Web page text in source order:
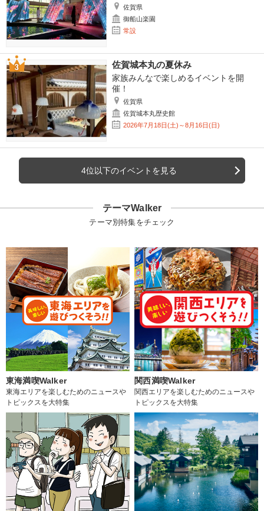
佐賀県
御船山楽園
常設
佐賀城本丸の夏休み
家族みんなで楽しめるイベントを開
催！
佐賀県
佐賀城本丸歴史館
2026年7月18日(土)～8月16日(日)
4位以下のイベントを見る
テーマWalker
テーマ別特集をチェック
東海満喫Walker
東海エリアを楽しむためのニュースや
トピックスを大特集
関西満喫Walker
関西エリアを楽しむためのニュースや
トピックスを大特集